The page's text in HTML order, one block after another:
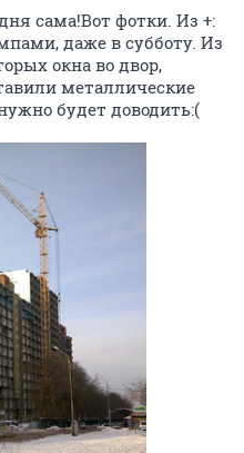
сама!Вот фотки. Из +:
даже в субботу. Из
окна во двор,
металлические
будет доводить:(